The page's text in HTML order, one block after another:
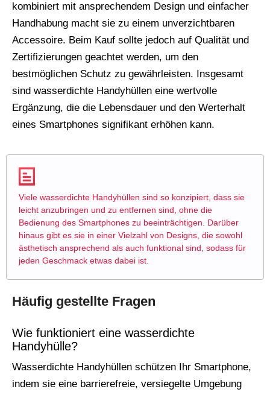
kombiniert mit ansprechendem Design und einfacher
Handhabung macht sie zu einem unverzichtbaren
Accessoire. Beim Kauf sollte jedoch auf Qualität und
Zertifizierungen geachtet werden, um den
bestmöglichen Schutz zu gewährleisten. Insgesamt
sind wasserdichte Handyhüllen eine wertvolle
Ergänzung, die die Lebensdauer und den Werterhalt
eines Smartphones signifikant erhöhen kann.
Viele wasserdichte Handyhüllen sind so konzipiert, dass sie
leicht anzubringen und zu entfernen sind, ohne die
Bedienung des Smartphones zu beeinträchtigen. Darüber
hinaus gibt es sie in einer Vielzahl von Designs, die sowohl
ästhetisch ansprechend als auch funktional sind, sodass für
jeden Geschmack etwas dabei ist.
Häufig gestellte Fragen
Wie funktioniert eine wasserdichte
Handyhülle?
Wasserdichte Handyhüllen schützen Ihr Smartphone,
indem sie eine barrierefreie, versiegelte Umgebung